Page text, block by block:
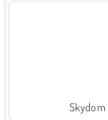
Skydom